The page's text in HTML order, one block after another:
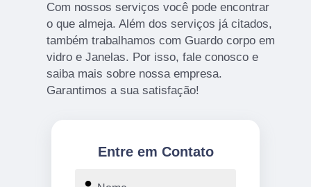
Com nossos serviços você pode encontrar
o que almeja. Além dos serviços já citados,
também trabalhamos com Guardo corpo em
vidro e Janelas. Por isso, fale conosco e
saiba mais sobre nossa empresa.
Garantimos a sua satisfação!
Entre em Contato